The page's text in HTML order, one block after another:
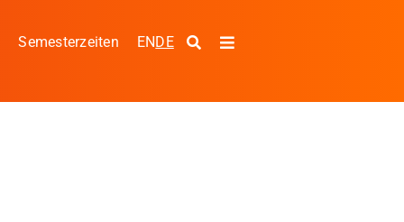
Semesterzeiten ENDE
Toggle